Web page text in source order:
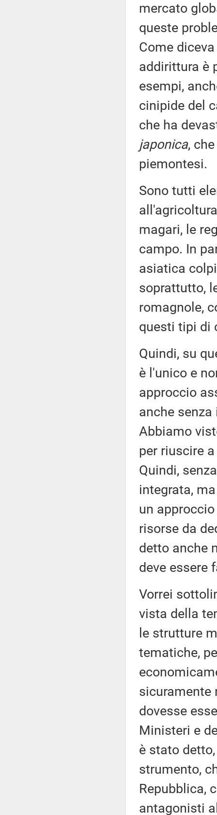
mercato
queste
Come
addirittura è
esempi,
cinipide del
che ha
japonica,
piemontesi.
Sono tutti
magari, le
campo. In
asiatica
soprattutto,
romagnole,
questi tipi di
Quindi, su
è l'unico e
approccio
anche
Abbiamo
per riuscire
Quindi,
integrata,
un
risorse da
detto anche
deve essere
Vorrei
vista della
le strutture
tematiche,
sicuramente
dovesse
Ministeri e
è stato
strumento,
Repubblica,
antagonisti